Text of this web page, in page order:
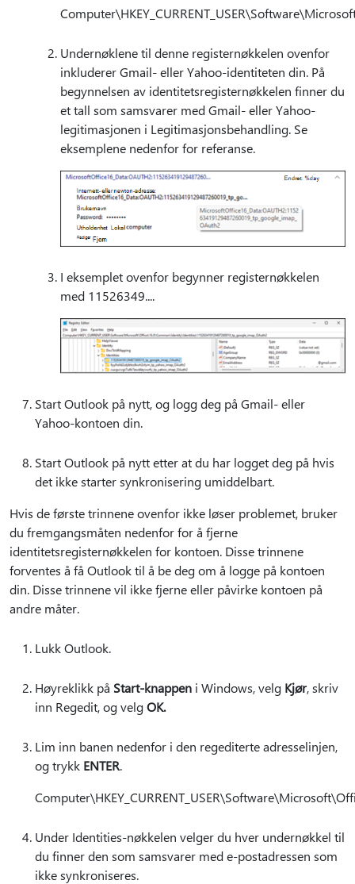
Undernøklene til denne registernøkkelen ovenfor
inkluderer Gmail- eller Yahoo-identiteten din. På
begynnelsen av identitetsregisternøkkelen finner du
et tall som samsvarer med Gmail- eller Yahoo-
legitimasjonen i Legitimasjonsbehandling. Se
eksemplene nedenfor for referanse.
I eksemplet ovenfor begynner registernøkkelen
med 11526349....
Start Outlook på nytt, og logg deg på Gmail- eller
Yahoo-kontoen din.
Start Outlook på nytt etter at du har logget deg på hvis
det ikke starter synkronisering umiddelbart.
Hvis de første trinnene ovenfor ikke løser problemet, bruker
du fremgangsmåten nedenfor for å fjerne
identitetsregisternøkkelen for kontoen. Disse trinnene
forventes å få Outlook til å be deg om å logge på kontoen
din. Disse trinnene vil ikke fjerne eller påvirke kontoen på
andre måter.
Lukk Outlook.
Høyreklikk på Start-knappen i Windows, velg Kjør, skriv
inn Regedit, og velgOK.
Lim inn banen nedenfor i den regediterte adresselinjen,
og trykk ENTER.
Under Identities-nøkkelen velger du hver undernøkkel til
du finner den som samsvarer med e-postadressen som
ikke synkroniseres.